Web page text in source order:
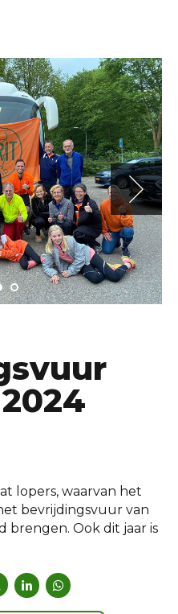
lopers, waarvan het
bevrijdingsvuur van
brengen. Ook dit jaar is